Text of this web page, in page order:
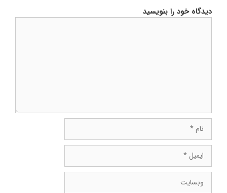
دیدگاه خود را بنویسید
ایمیل
وبسایت